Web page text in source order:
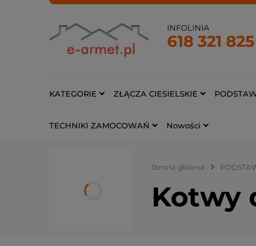
INFOLINIA
618 321 825
KATEGORIE ZŁĄCZA CIESIELSKIE
TECHNIKI ZAMOCOWAŃ Nowości
Strona główna
Kotwy